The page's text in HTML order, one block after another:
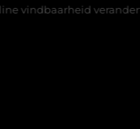
verandert in 2026